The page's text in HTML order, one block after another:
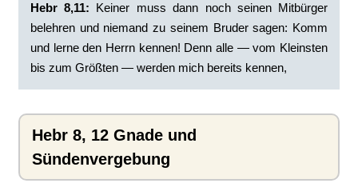
Hebr 8,11: ‭Keiner muss dann noch seinen Mitbürger
belehren und niemand zu seinem Bruder sagen: Komm
und lerne den Herrn kennen! Denn alle — vom Kleinsten
bis zum Größten — werden mich bereits kennen,
Hebr 8, 12 Gnade und
Sündenvergebung